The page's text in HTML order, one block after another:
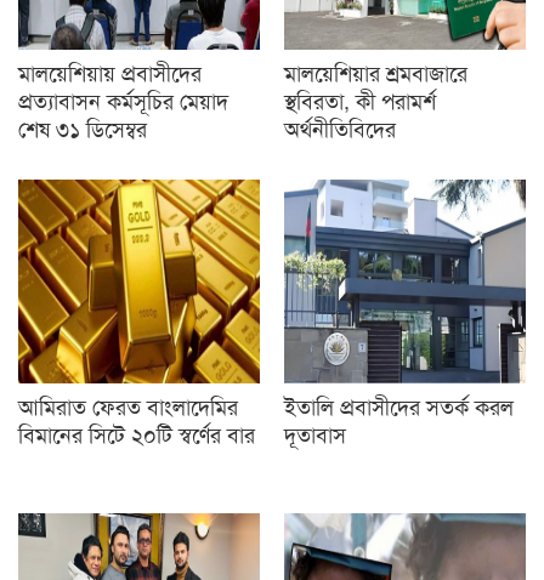
মালয়েশিয়ায় প্রবাসীদের
প্রত্যাবাসন কর্মসূচির মেয়াদ
শেষ ৩১ ডিসেম্বর
মালয়েশিয়ার শ্রমবাজারে
স্থবিরতা, কী পরামর্শ
অর্থনীতিবিদের
আমিরাত ফেরত বাংলাদেমির
বিমানের সিটে ২০টি স্বর্ণের বার
ইতালি প্রবাসীদের সতর্ক করল
দূতাবাস